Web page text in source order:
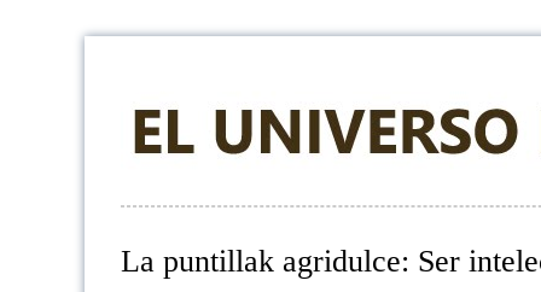
La puntillak agridulce: Ser